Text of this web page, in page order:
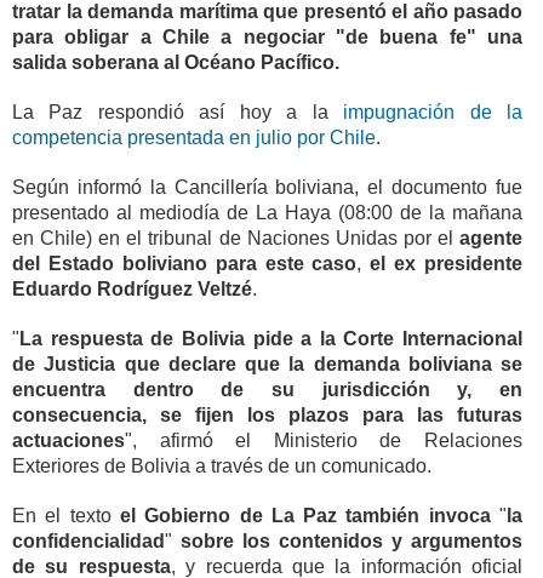
tratar la demanda marítima que presentó el año pasado
para obligar a Chile a negociar "de buena fe" una
salida soberana al Océano Pacífico.
La Paz respondió así hoy a la impugnación de la
competencia presentada en julio por Chile.
Según informó la Cancillería boliviana, el documento fue
presentado al mediodía de La Haya (08:00 de la mañana
en Chile) en el tribunal de Naciones Unidas por el agente
del Estado boliviano para este caso,el ex presidente
Eduardo Rodríguez Veltzé.
" La respuesta de Bolivia pide a la Corte Internacional
de Justicia que declare que la demanda boliviana se
encuentra dentro de su jurisdicción y, en
consecuencia, se fijen los plazos para las futuras
actuaciones", afirmó el Ministerio de Relaciones
Exteriores de Bolivia a través de un comunicado.
En el texto el Gobierno de La Paz también invoca" la
confidencialidad" sobre los contenidos y argumentos
de su respuesta, y recuerda que la información oficial